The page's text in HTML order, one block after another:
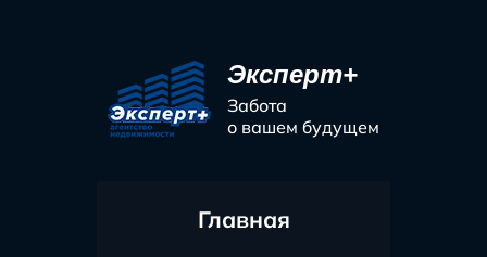
Эксперт+
Забота
о вашем будущем
Главная